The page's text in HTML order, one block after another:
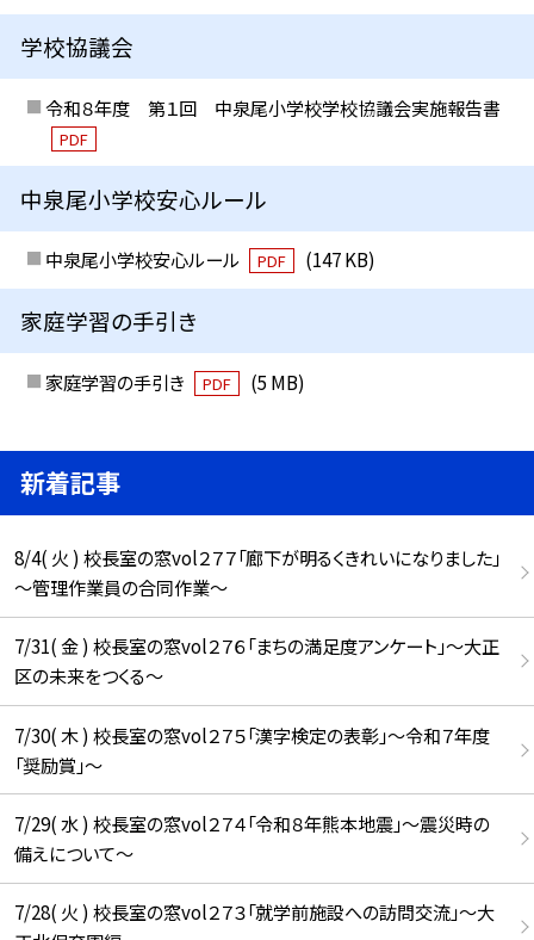
学校協議会
令和８年度 第１回 中泉尾小学校学校協議会実施報告書
PDF
中泉尾小学校安心ルール
中泉尾小学校安心ルール PDF (147 KB)
家庭学習の手引き
家庭学習の手引き PDF (5 MB)
新着記事
8/4( 火 ) 校長室の窓vol２７７「廊下が明るくきれいになりました」
～管理作業員の合同作業～
7/31( 金 ) 校長室の窓vol２７６「まちの満足度アンケート」～大正
区の未来をつくる～
7/30( 木 ) 校長室の窓vol２７５「漢字検定の表彰」～令和７年度
「奨励賞」～
7/29( 水 ) 校長室の窓vol２７４「令和８年熊本地震」～震災時の
備えについて～
7/28( 火 ) 校長室の窓vol２７３「就学前施設への訪問交流」～大